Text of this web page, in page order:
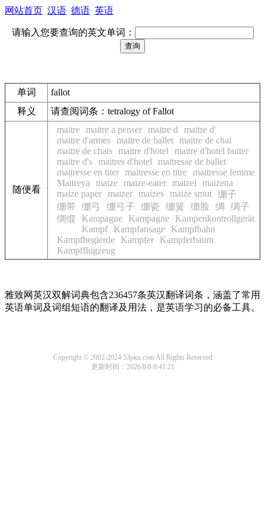
网站首页 汉语 德语 英语
请输入您要查询的英文单词：
单词
fallot
释义
请查阅词条：tetralogy of Fallot
随便看
maitre maitre a penser maitre d
maitre d'
maitre d'armes maitre de ballet maitre de chai
maitre de chais maitre d'hotel
maitre d'hotel butter
maitre d's maitres d'hotel
maitresse de ballet
maitresse en titer maitresse en titre maitresse femme
Maitreya
maize maize-eater maizel
maizena
maize paper maizer maizes maize smut 绷子
绷带
绷弓 绷弓子 绷瓷 绷簧 绷脸 绸
绸子
绸缎
Kampagne Kampagne
Kampenkontrollgerät
Kampf
Kampfansage
Kampfbahn
Kampfbegierde
Kampfer
Kampferbaum
Kampfflugzeug
雅致网英汉双解词典包含236457条英汉翻译词条，涵盖了常用
英语单词及词组短语的翻译及用法，是英语学习的必备工具。
Copyright © 2002-2024 53pku.com All Rights Reserved
更新时间：2026/8/8 0:41:21